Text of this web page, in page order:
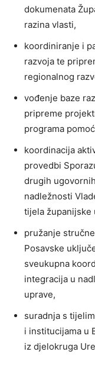
dokumenata
razina vlasti,
koordiniranje i
razvoja te
regionalnog
vođenje baze
pripreme
programa
koordinacija
provedbi
drugih
nadležnosti
tijela županijske
pružanje
Posavske
sveukupna
integracija u
uprave,
suradnja s
i institucijama u
iz djelokruga